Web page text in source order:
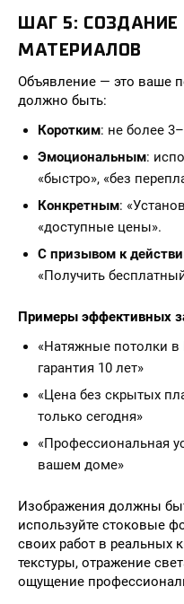
ШАГ 5:
МАТЕРИАЛОВ
Объявление — это ваше
должно быть:
Коротким: не более
Эмоциональным:
«быстро», «без
Конкретным:
«доступные цены».
С призывом к
«Получить
Примеры эффективных
«Натяжные потолки в
гарантия 10 лет»
«Цена без скрытых
только сегодня»
«Профессиональная
вашем доме»
Изображения должны
используйте стоковые
своих работ в реальных
текстуры, отражение
ощущение